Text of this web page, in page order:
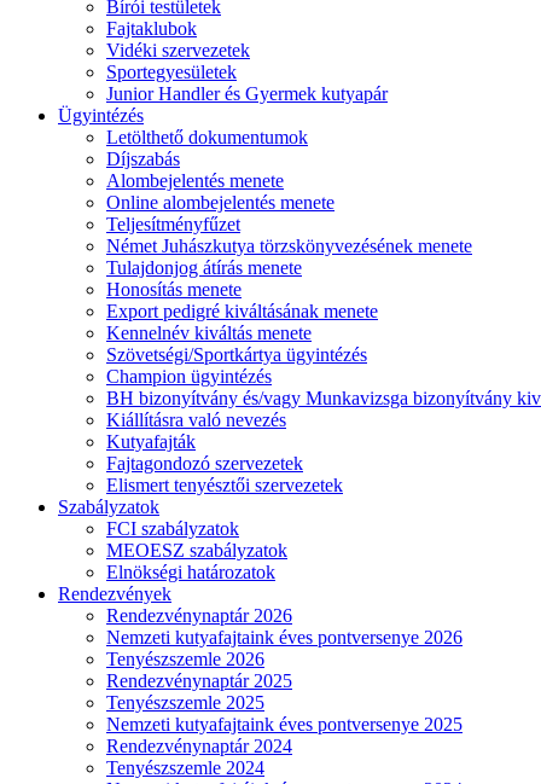
Bírói testületek
Fajtaklubok
Vidéki szervezetek
Sportegyesületek
Junior Handler és Gyermek kutyapár
Ügyintézés
Letölthető dokumentumok
Díjszabás
Alombejelentés menete
Online alombejelentés menete
Teljesítményfűzet
Német Juhászkutya törzskönyvezésének menete
Tulajdonjog átírás menete
Honosítás menete
Export pedigré kiváltásának menete
Kennelnév kiváltás menete
Szövetségi/Sportkártya ügyintézés
Champion ügyintézés
BH bizonyítvány és/vagy Munkavizsga bizonyítvány
Kiállításra való nevezés
Kutyafajták
Fajtagondozó szervezetek
Elismert tenyésztői szervezetek
Szabályzatok
FCI szabályzatok
MEOESZ szabályzatok
Elnökségi határozatok
Rendezvények
Rendezvénynaptár 2026
Nemzeti kutyafajtaink éves pontversenye 2026
Tenyészszemle 2026
Rendezvénynaptár 2025
Tenyészszemle 2025
Nemzeti kutyafajtaink éves pontversenye 2025
Rendezvénynaptár 2024
Tenyészszemle 2024